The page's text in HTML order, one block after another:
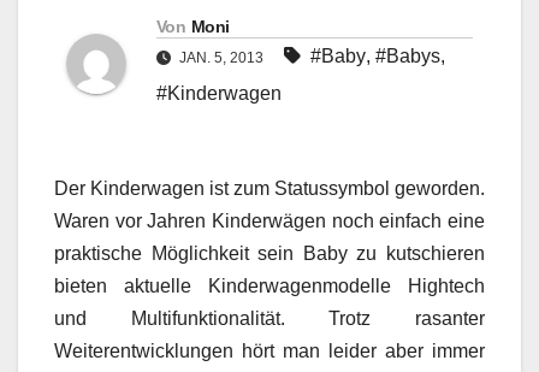
Von Moni
JAN. 5, 2013 #Baby, #Babys,
#Kinderwagen
Der Kinderwagen ist zum Statussymbol geworden.
Waren vor Jahren Kinderwägen noch einfach eine
praktische Möglichkeit sein Baby zu kutschieren
bieten aktuelle Kinderwagenmodelle Hightech
und Multifunktionalität. Trotz rasanter
Weiterentwicklungen hört man leider aber immer